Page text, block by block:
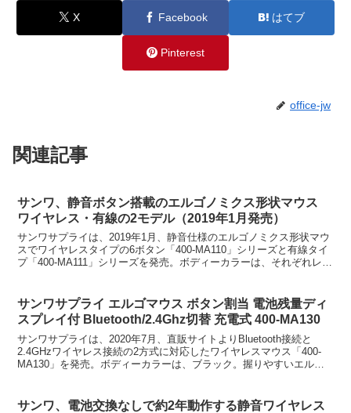
X Facebook はてブ
Pinterest
office-jw
関連記事
サンワ、静音ボタン搭載のエルゴノミクス形状マウス
ワイヤレス・有線の2モデル（2019年1月発売）
サンワサプライは、2019年1月、静音仕様のエルゴノミクス形状マウ
スでワイヤレスタイプの6ボタン「400-MA110」シリーズと有線タイ
プ「400-MA111」シリーズを発売。ボディーカラーは、それぞれレッ
サンワサプライ エルゴマウス ボタン割当 電池残量ディ
スプレイ付 Bluetooth/2.4Ghz切替 充電式 400-MA130
サンワサプライは、2020年7月、直販サイトよりBluetooth接続と
2.4GHzワイヤレス接続の2方式に対応したワイヤレスマウス「400-
MA130」を発売。ボディーカラーは、ブラック。握りやすいエルゴ
サンワ、電池交換なしで約2年動作する静音ワイヤレス